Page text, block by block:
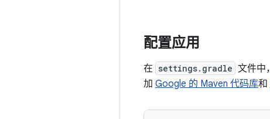
配置应用
在 settings.gradle 文件中
加 Google 的 Maven 代码库和